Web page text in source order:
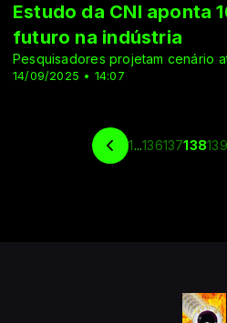
14/09/2025 • 14:07
Estudo da CNI aponta
futuro na indústria
Pesquisadores projetam cenário
1...136137138139